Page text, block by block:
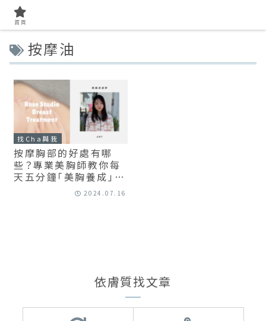
按摩油
找Cha與我
按摩胸部的好處有哪
些？專業美胸師教你每
天五分鐘「美胸養成」維
持胸部健康！
2024.07.16
依膚質找文章
首頁